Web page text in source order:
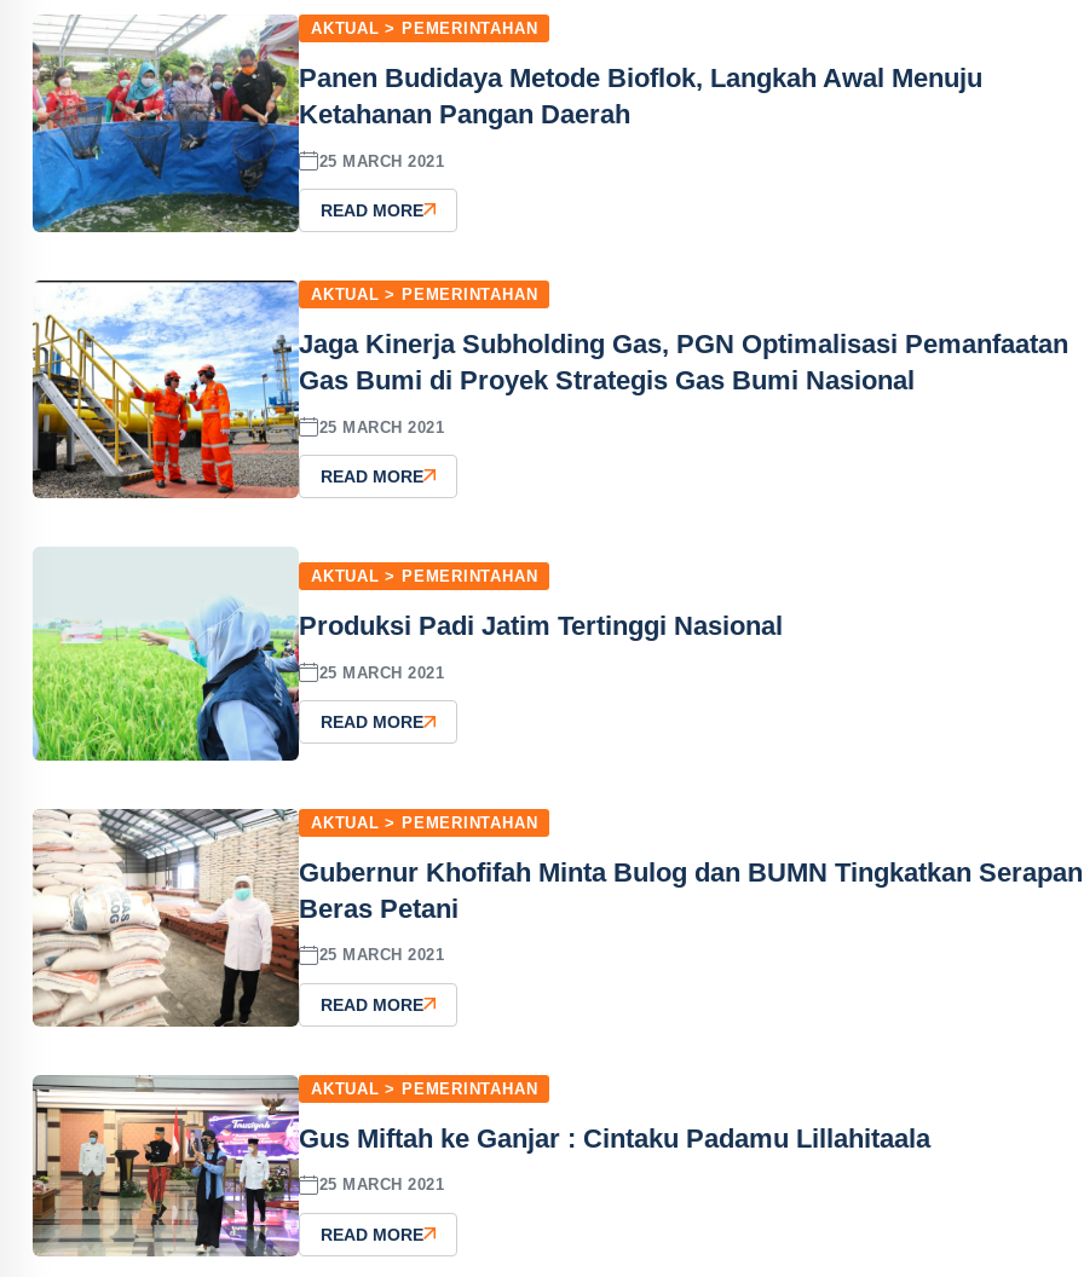
AKTUAL > PEMERINTAHAN
Panen Budidaya Metode Bioflok, Langkah Awal Menuju
Ketahanan Pangan Daerah
25 MARCH 2021
READ MORE
AKTUAL > PEMERINTAHAN
Jaga Kinerja Subholding Gas, PGN Optimalisasi Pemanfaatan
Gas Bumi di Proyek Strategis Gas Bumi Nasional
25 MARCH 2021
READ MORE
AKTUAL > PEMERINTAHAN
Produksi Padi Jatim Tertinggi Nasional
25 MARCH 2021
READ MORE
AKTUAL > PEMERINTAHAN
Gubernur Khofifah Minta Bulog dan BUMN Tingkatkan Serapan
Beras Petani
25 MARCH 2021
READ MORE
AKTUAL > PEMERINTAHAN
Gus Miftah ke Ganjar : Cintaku Padamu Lillahitaala
25 MARCH 2021
READ MORE